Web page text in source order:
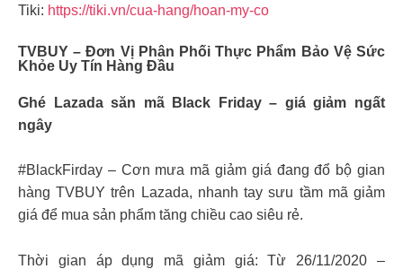
Tiki: https://tiki.vn/cua-hang/hoan-my-co
TVBUY – Đơn Vị Phân Phối Thực Phẩm Bảo Vệ Sức
Khỏe Uy Tín Hàng Đầu
Ghé Lazada săn mã Black Friday – giá giảm ngất
ngây
#BlackFirday – Cơn mưa mã giảm giá đang đổ bộ gian
hàng TVBUY trên Lazada, nhanh tay sưu tầm mã giảm
giá để mua sản phẩm tăng chiều cao siêu rẻ.
Thời gian áp dụng mã giảm giá: Từ 26/11/2020 –